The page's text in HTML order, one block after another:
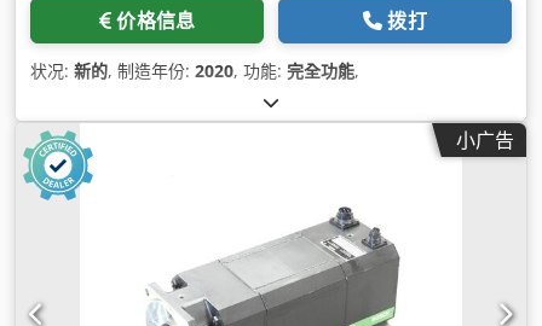
价格信息 拨打
状况: 新的, 制造年份: 2020, 功能: 完全功能,
小广告